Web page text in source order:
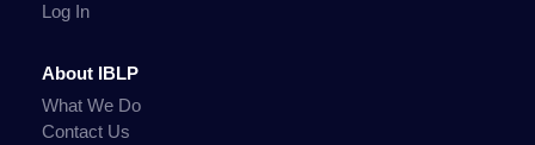
Log In
About IBLP
What We Do
Contact Us